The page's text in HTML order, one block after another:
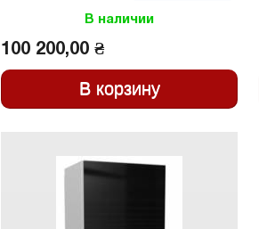
100 200,00 ₴
В наличии
GB172I-20KD
АРТ.1721702004